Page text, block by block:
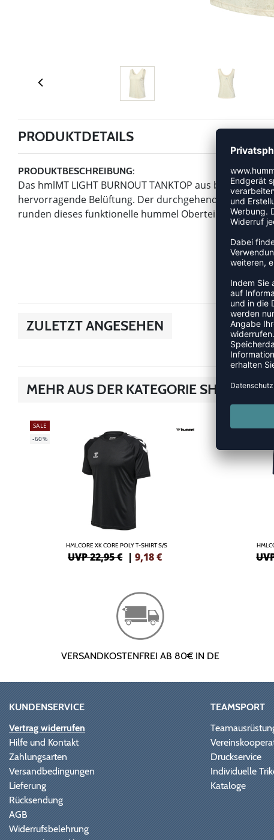
PRODUKTDETAILS
PRODUKTBESCHREIBUNG:
Das hmlMT LIGHT BURNOUT TANKTOP aus
hervorragende Belüftung. Der durchgehende
runden dieses funktionelle hummel Oberteil stilvoll ab.
ZULETZT ANGESEHEN
MEHR AUS DER KATEGORIE SHIRTS
SALE
-60%
HMLCORE XK CORE POLY T-SHIRT S/S
UVP 22,95 € |9,18€
SALE
VERSANDKOSTENFREI AB 80€ IN DE
KUNDENSERVICE
Vertrag widerrufen
Hilfe und Kontakt
Zahlungsarten
Versandbedingungen
Lieferung
Rücksendung
AGB
Widerrufsbelehrung
TEAMSPORT
Druckservice
Individuelle
Kataloge